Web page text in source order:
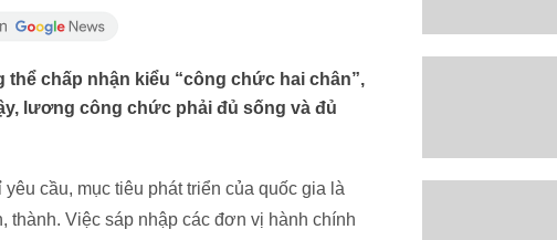
chấp nhận kiểu “công chức hai chân”,
lương công chức phải đủ sống và đủ
cầu, mục tiêu phát triển của quốc gia là
thành. Việc sáp nhập các đơn vị hành chính